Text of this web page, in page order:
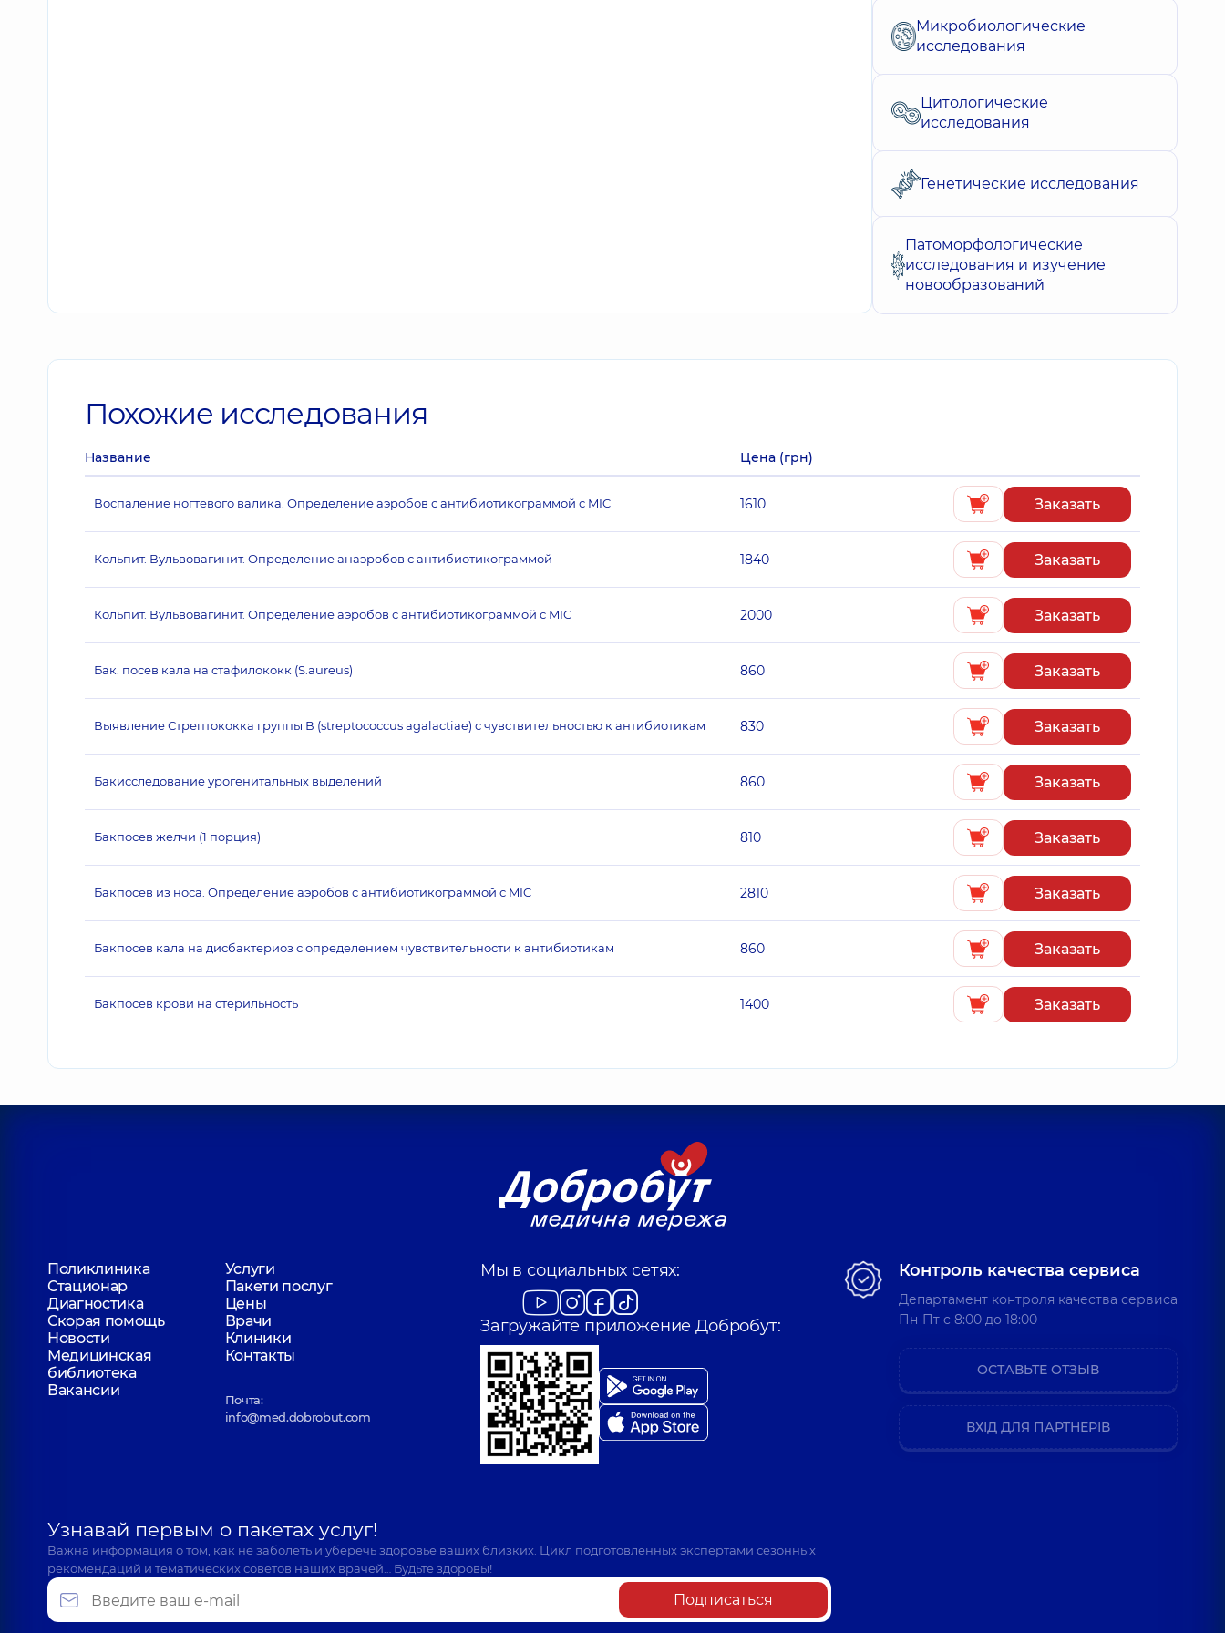
Микробиологические
исследования
Цитологические
исследования
Генетические исследования
Патоморфологические
исследования и изучение
новообразований
Похожие исследования
Название Цена (грн)
Воспаление ногтевого валика. Определение аэробов с антибиотикограммой с MIC 1610 Заказать
Кольпит. Вульвовагинит. Определение анаэробов с антибиотикограммой 1840 Заказать
Кольпит. Вульвовагинит. Определение аэробов с антибиотикограммой с MIC 2000 Заказать
Бак. посев кала на стафилококк (S.aureus) 860 Заказать
Выявление Стрептококка группы В (streptococcus agalactiae) с чувствительностью к антибиотикам 830 Заказать
Бакисследование урогенитальных выделений 860 Заказать
Бакпосев желчи (1 порция) 810 Заказать
Бакпосев из носа. Определение аэробов с антибиотикограммой с MIC 2810 Заказать
Бакпосев кала на дисбактериоз с определением чувствительности к антибиотикам 860 Заказать
Бакпосев крови на стерильность 1400 Заказать
Поликлиника
Услуги
Стационар
Пакети послуг
Диагностика
Цены
Скорая помощь
Врачи
Новости
Клиники
Медицинская
библиотека
Контакты
Вакансии
Почта:
info@med.dobrobut.com
Мы в социальных сетях:
Загружайте приложение Добробут:
Узнавай первым о пакетах услуг!
Важна информация о том, как не заболеть и уберечь здоровье ваших близких. Цикл подготовленных экспертами сезонных
рекомендаций и тематических советов наших врачей… Будьте здоровы!
Подписаться
Контроль качества сервиса
Департамент контроля качества сервиса
Пн-Пт c 8:00 до 18:00
ОСТАВЬТЕ ОТЗЫВ
ВХІД ДЛЯ ПАРТНЕРІВ